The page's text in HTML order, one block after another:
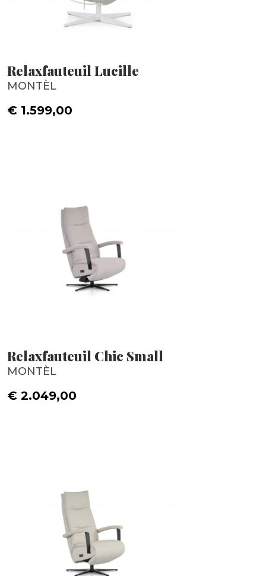
Relaxfauteuil Lucille
MONTÈL
€ 1.599,00
Relaxfauteuil Chic Small
MONTÈL
€ 2.049,00